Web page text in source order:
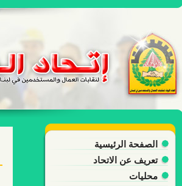
الصفحة الرئيسية
تعريف عن الاتحاد
محليات